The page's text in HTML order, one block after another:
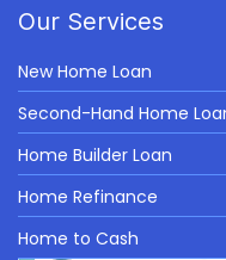
Our Services
New Home Loan
Second-Hand Home
Home Builder Loan
Home Refinance
Home to Cash